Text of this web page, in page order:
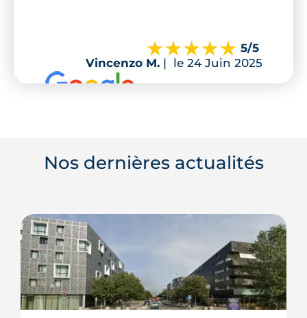
5/5
Vincenzo M. | le 24 Juin 2025
Nos dernières actualités